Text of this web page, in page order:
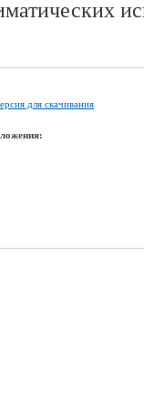
для скачивания